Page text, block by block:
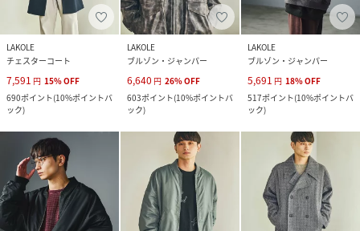
LAKOLE
チェスターコート
7,591 円 15%OFF
690ポイント(10%ポイントバ
ック)
LAKOLE
ブルゾン・ジャンパー
6,640 円 26%OFF
603ポイント(10%ポイントバ
ック)
LAKOLE
ブルゾン・ジャンパー
5,691 円 18%OFF
517ポイント(10%ポイントバ
ック)